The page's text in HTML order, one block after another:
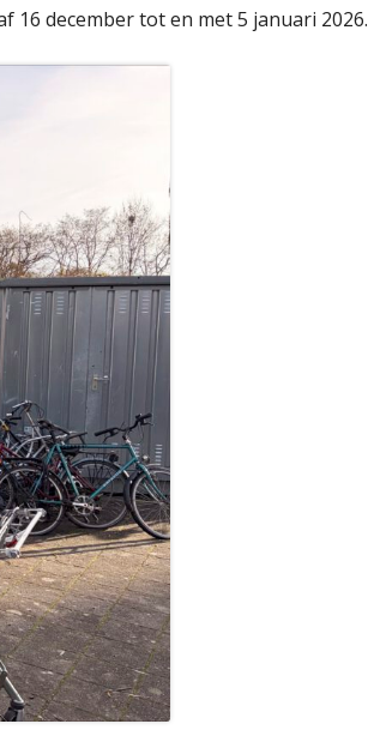
16 december tot en met 5 januari 2026.